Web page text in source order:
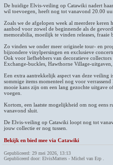
De huidige Elvis-veiling op Catawiki nadert
wil toevoegen, heeft nog tot vanavond 20.00
Zoals we de afgelopen week al meerdere keren
aanbod voor zowel de beginnende als de
memorabilia, moeilijk te vinden releases, fraaie
Zo vinden we onder meer originele tour- en
bijzondere vinylpersingen en exclusieve
Ook voor liefhebbers van decoratieve
Exchange-buckles, Hawthorne Village-
Een extra aantrekkelijk aspect van deze veiling
sommige items momenteel nog voor
mooie kans zijn om een lang gezochte uitgave
voegen.
Kortom, een laatste mogelijkheid om nog eens
vanavond sluit.
De Elvis-veiling op Catawiki loopt nog tot
jouw collectie er nog tussen.
Bekijk en bied mee via Catawiki
Gepubliceerd: 29 mei 2026, 13:13
Gepubliceerd door: ElvisMatters - Michel van Erp .